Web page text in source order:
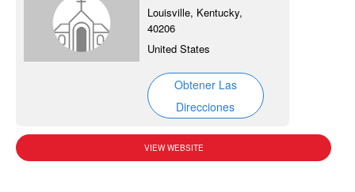
Louisville, Kentucky,
40206
United States
Obtener Las
Direcciones
VIEW WEBSITE